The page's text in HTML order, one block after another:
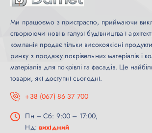
Ми працюємо з пристрастю, приймаючи
створюючи нові в галузі будівництва і
компанія продає тільки високоякісні
ринку з продажу покрівельних матеріалів і
матеріалів для покрівлі та фасадів. Це
товари, які доступні сьогодні.
+38 (067) 86 37 700
Пн – Сб: 9:00 – 17:00,
Нд: вихідний